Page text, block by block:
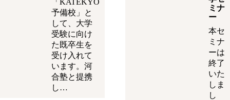
「KATEKYO
予備校」と
して、大学
受験に向け
た既卒生を
受け入れて
います。河
合塾と提携
し…
ミナ
ー
本セ
ミナ
ーは
終了
いた
しま
し